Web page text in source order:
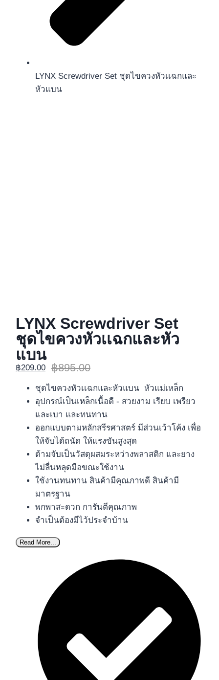
LYNX Screwdriver Set ชุดไขควงหัวเเฉกและ
หัวแบน
LYNX Screwdriver Set
ชุดไขควงหัวเเฉกและหัว
แบน
฿895.00
฿209.00
ชุดไขควงหัวเเฉกและหัวแบน หัวแม่เหล็ก
อุปกรณ์เป็นเหล็กเนื้อดี - สวยงาม เรียบ เพรียว
และเบา และทนทาน
ออกแบบตามหลักสรีรศาสตร์ มีส่วนเว้าโค้ง เพื่อ
ให้จับได้ถนัด ให้แรงขันสูงสุด
ด้ามจับเป็นวัสดุผสมระหว่างพลาสติก และยาง
ไม่ลื่นหลุดมือขณะใช้งาน
ใช้งานทนทาน สินค้ามีคุณภาพดี สินค้ามี
มาตรฐาน
พกพาสะดวก การันตีคุณภาพ
จำเป็นต้องมีไว้ประจำบ้าน
Read More...